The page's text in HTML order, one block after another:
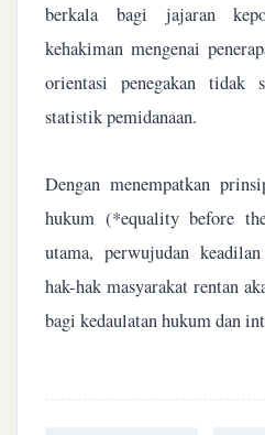
berkala bagi jajaran
kehakiman mengenai
orientasi penegakan tidak
statistik pemidanaan.
Dengan menempatkan
hukum (*equality before
utama, perwujudan
hak-hak masyarakat rentan
bagi kedaulatan hukum dan